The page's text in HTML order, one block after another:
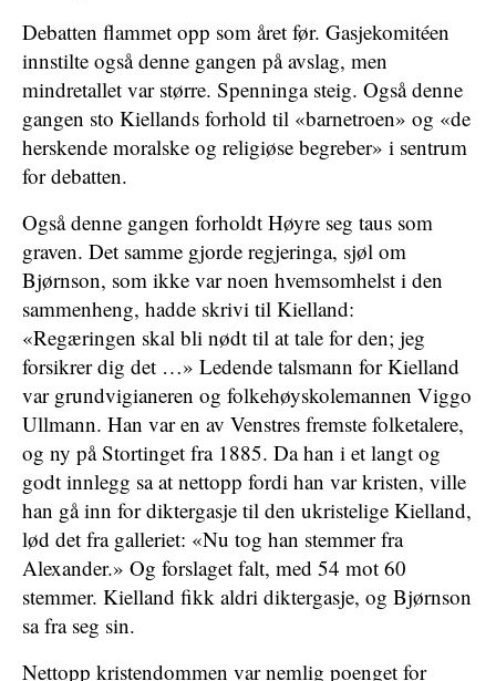
Debatten flammet opp som året før. Gasjekomitéen
innstilte også denne gangen på avslag, men
mindretallet var større. Spenninga steig. Også denne
gangen sto Kiellands forhold til «barnetroen» og «de
herskende moralske og religiøse begreber» i sentrum
for debatten.
Også denne gangen forholdt Høyre seg taus som
graven. Det samme gjorde regjeringa, sjøl om
Bjørnson, som ikke var noen hvemsomhelst i den
sammenheng, hadde skrivi til Kielland:
«Regæringen skal bli nødt til at tale for den; jeg
forsikrer dig det …» Ledende talsmann for Kielland
var grundvigianeren og folkehøyskolemannen Viggo
Ullmann. Han var en av Venstres fremste folketalere,
og ny på Stortinget fra 1885. Da han i et langt og
godt innlegg sa at nettopp fordi han var kristen, ville
han gå inn for diktergasje til den ukristelige Kielland,
lød det fra galleriet: «Nu tog han stemmer fra
Alexander.» Og forslaget falt, med 54 mot 60
stemmer. Kielland fikk aldri diktergasje, og Bjørnson
sa fra seg sin.
Nettopp kristendommen var nemlig poenget for